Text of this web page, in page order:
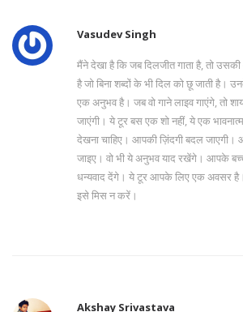
Vasudev Singh
मैंने देखा है कि जब दिलजीत गाता है, तो
है जो बिना शब्दों के भी दिल को छू जाती है।
एक अनुभव है। जब वो गाने लाइव गाएंगे, तो
जाएंगी। ये टूर बस एक शो नहीं, ये एक
देखना चाहिए। आपकी ज़िंदगी बदल जाएगी।
जाइए। वो भी ये अनुभव याद रखेंगे। आपके
धन्यवाद देंगे। ये टूर आपके लिए एक अवसर
इसे मिस न करें।
Akshay Srivastava